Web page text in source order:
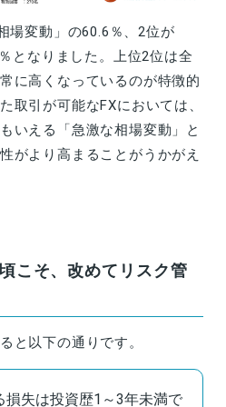
場変動」の60.6％、2位が
となりました。上位2位は全
に高くなっているのが特徴的
取引が可能なFXにおいては、
いえる「急激な相場変動」と
がより高まることがうかがえ
こそ、改めてリスク管
と以下の通りです。
損失は投資歴1～3年未満で